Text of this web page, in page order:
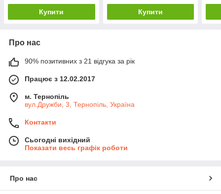
Купити Купити
Про нас
90% позитивних з 21 відгука за рік
Працює з 12.02.2017
м. Тернопіль
вул.Дружби, 3, Тернопіль, Україна
Контакти
Сьогодні вихідний
Показати весь графік роботи
Про нас